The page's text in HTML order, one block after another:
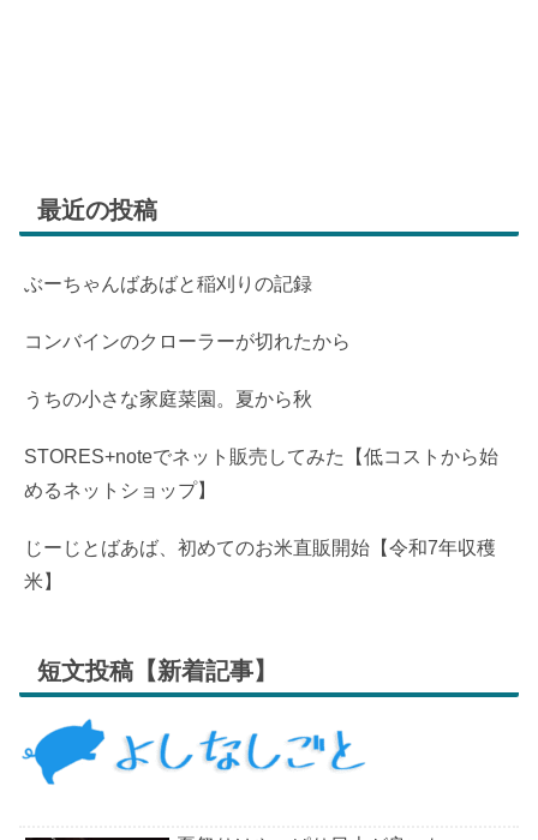
最近の投稿
ぶーちゃんばあばと稲刈りの記録
コンバインのクローラーが切れたから
うちの小さな家庭菜園。夏から秋
STORES+noteでネット販売してみた【低コストから始
めるネットショップ】
じーじとばあば、初めてのお米直販開始【令和7年収穫
米】
短文投稿【新着記事】